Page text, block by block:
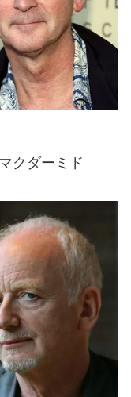
クダーミド